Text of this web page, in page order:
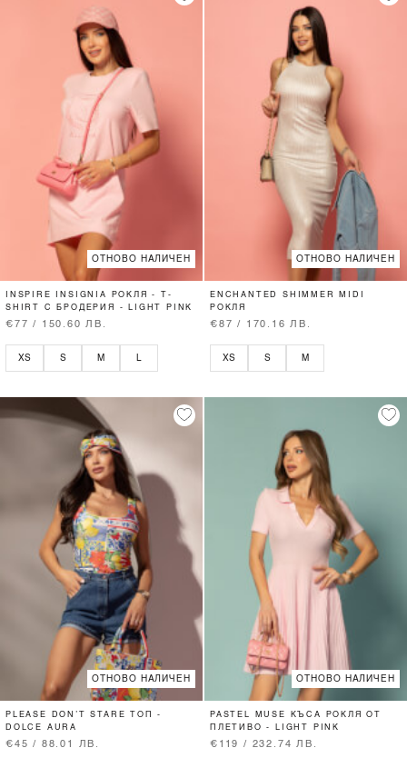
ОТНОВО НАЛИЧЕН
INSPIRE INSIGNIA РОКЛЯ - T-
SHIRT С БРОДЕРИЯ - LIGHT PINK
€77 / 150.60 ЛВ.
XS S M
ОТНОВО НАЛИЧЕН
ENCHANTED SHIMMER MIDI
РОКЛЯ
€87 / 170.16 ЛВ.
XS S M
ОТНОВО НАЛИЧЕН
PLEASE DON’T STARE ТОП -
DOLCE AURA
€45 / 88.01 ЛВ.
ОТНОВО НАЛИЧЕН
PASTEL MUSE КЪСА РОКЛЯ ОТ
ПЛЕТИВО - LIGHT PINK
€119 / 232.74 ЛВ.